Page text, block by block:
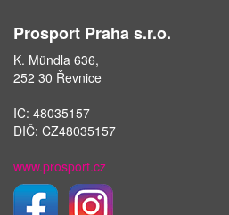
Prosport Praha s.r.o.
K. Mündla 636,
252 30 Řevnice
IČ: 48035157
DIČ: CZ48035157
www.prosport.cz